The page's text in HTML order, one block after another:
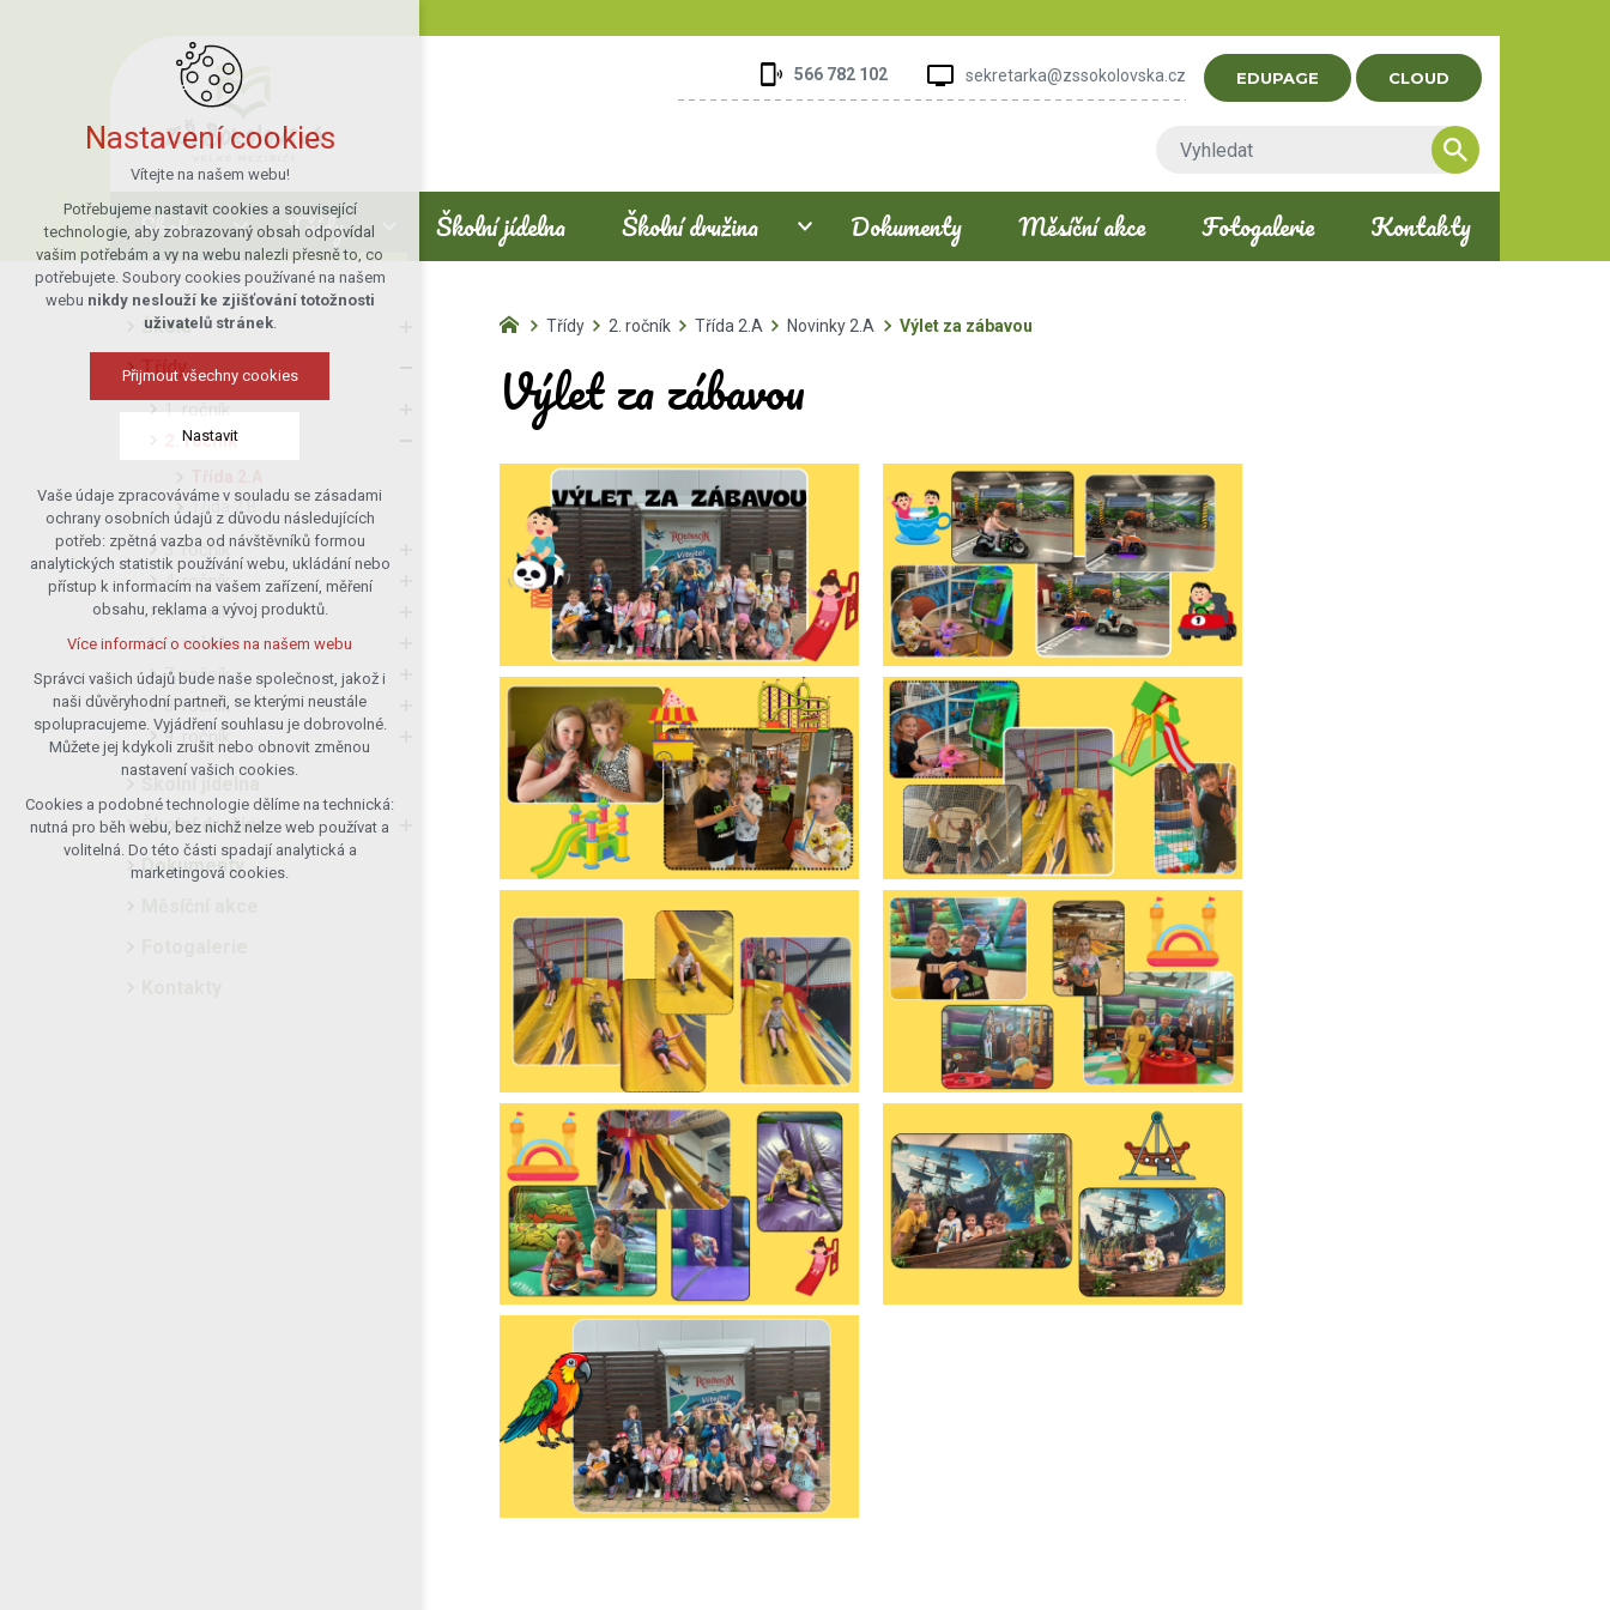
566 782 102 sekretarka@zssokolovska.cz EDUPAGE CLOUD
Škola Třídy Školní jídelna Školní družina Dokumenty Měsíční akce Fotogalerie Kontakty
Škola
Třídy
1. ročník
2. ročník
Třída 2.B
3. ročník
4. ročník
5. ročník
6. ročník
7. ročník
8. ročník
9. ročník
Školní družina
Dokumenty
Třídy 2. ročník Třída 2.A Novinky 2.A Výlet za zábavou
Výlet za zábavou
Nastavení cookies
Vítejte na našem webu!
Potřebujeme nastavit cookies a související
technologie, aby zobrazovaný obsah odpovídal
vašim potřebám a vy na webu nalezli přesně to, co
potřebujete. Soubory cookies používané na našem
webu nikdy neslouží ke zjišťování totožnosti
uživatelů stránek.
Přijmout všechny cookies
Nastavit
Technická cookies
nutná pro provozování webu
udržení kontextu stránek (session):
případná přihlášení, volby jazyka, apod.
Volitelná cookies
analytická pro anonymizované
vyhodnocení návštěvnosti
marketingová cookies (Google)
Více informací o cookies na našem webu
Přijmout všechny cookies
Odmítnout vše
Vaše údaje zpracováváme v souladu se zásadami
ochrany osobních údajů z důvodu následujících
potřeb: zpětná vazba od návštěvníků formou
analytických statistik používání webu, ukládání nebo
přístup k informacím na vašem zařízení, měření
obsahu, reklama a vývoj produktů.
Více informací o cookies na našem webu
Správci vašich údajů bude naše společnost, jakož i
naši důvěryhodní partneři, se kterými neustále
spolupracujeme. Vyjádření souhlasu je dobrovolné.
Můžete jej kdykoli zrušit nebo obnovit změnou
nastavení vašich cookies.
Cookies a podobné technologie dělíme na technická:
nutná pro běh webu, bez nichž nelze web používat a
volitelná. Do této části spadají analytická a
marketingová cookies.